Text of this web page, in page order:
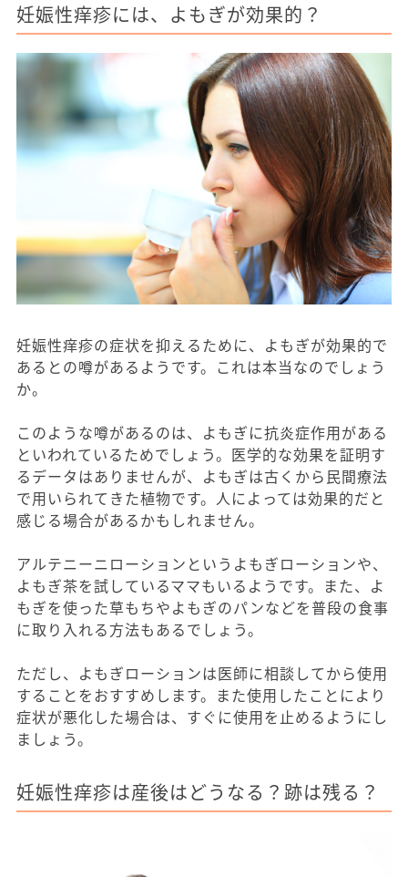
妊娠性痒疹には、よもぎが効果的？
妊娠性痒疹の症状を抑えるために、よもぎが効果的で
あるとの噂があるようです。これは本当なのでしょう
か。
このような噂があるのは、よもぎに抗炎症作用がある
といわれているためでしょう。医学的な効果を証明す
るデータはありませんが、よもぎは古くから民間療法
で用いられてきた植物です。人によっては効果的だと
感じる場合があるかもしれません。
アルテニーニローションというよもぎローションや、
よもぎ茶を試しているママもいるようです。また、よ
もぎを使った草もちやよもぎのパンなどを普段の食事
に取り入れる方法もあるでしょう。
ただし、よもぎローションは医師に相談してから使用
することをおすすめします。また使用したことにより
症状が悪化した場合は、すぐに使用を止めるようにし
ましょう。
妊娠性痒疹は産後はどうなる？跡は残る？